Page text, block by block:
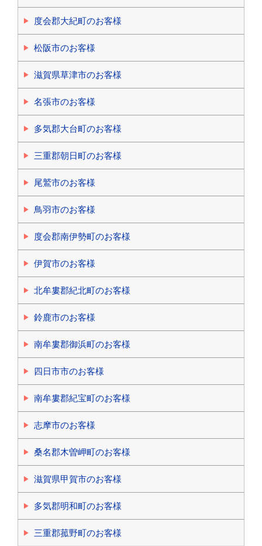
度会郡大紀町のお客様
松阪市のお客様
滋賀県草津市のお客様
名張市のお客様
多気郡大台町のお客様
三重郡朝日町のお客様
尾鷲市のお客様
鳥羽市のお客様
度会郡南伊勢町のお客様
伊賀市のお客様
北牟婁郡紀北町のお客様
鈴鹿市のお客様
南牟婁郡御浜町のお客様
四日市市のお客様
南牟婁郡紀宝町のお客様
志摩市のお客様
桑名郡木曽岬町のお客様
滋賀県甲賀市のお客様
多気郡明和町のお客様
三重郡菰野町のお客様